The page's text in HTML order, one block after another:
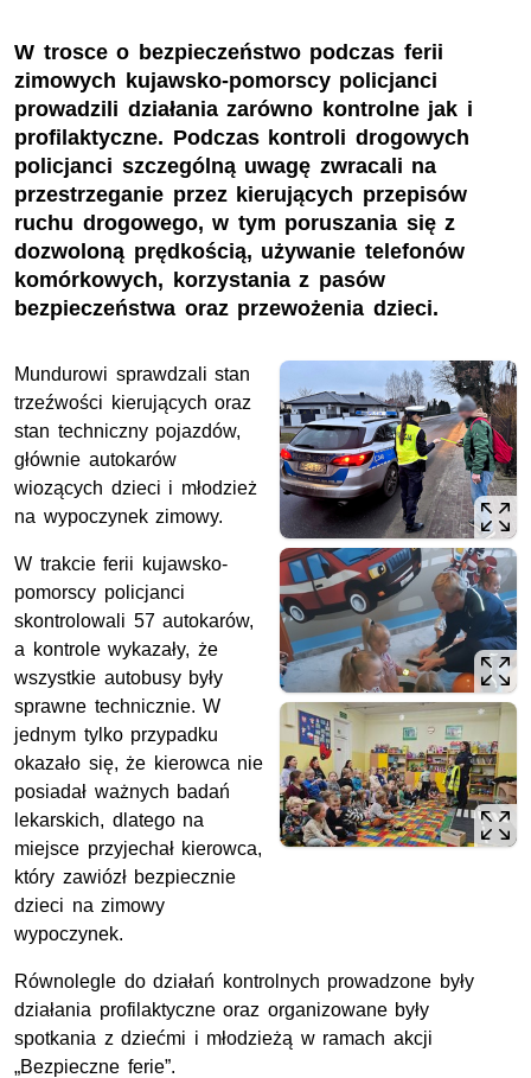
W trosce o bezpieczeństwo podczas ferii
zimowych kujawsko-pomorscy policjanci
prowadzili działania zarówno kontrolne jak i
profilaktyczne. Podczas kontroli drogowych
policjanci szczególną uwagę zwracali na
przestrzeganie przez kierujących przepisów
ruchu drogowego, w tym poruszania się z
dozwoloną prędkością, używanie telefonów
komórkowych, korzystania z pasów
bezpieczeństwa oraz przewożenia dzieci.
Mundurowi sprawdzali stan
trzeźwości kierujących oraz
stan techniczny pojazdów,
głównie autokarów
wiozących dzieci i młodzież
na wypoczynek zimowy.
W trakcie ferii kujawsko-
pomorscy policjanci
skontrolowali 57 autokarów,
a kontrole wykazały, że
wszystkie autobusy były
sprawne technicznie. W
jednym tylko przypadku
okazało się, że kierowca nie
posiadał ważnych badań
lekarskich, dlatego na
miejsce przyjechał kierowca,
który zawiózł bezpiecznie
dzieci na zimowy
wypoczynek.
Równolegle do działań kontrolnych prowadzone były
działania profilaktyczne oraz organizowane były
spotkania z dziećmi i młodzieżą w ramach akcji
„Bezpieczne ferie”.